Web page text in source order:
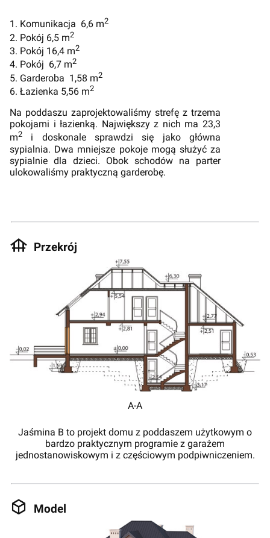
1. Komunikacja 6,6 m2
2. Pokój 6,5 m2
3. Pokój 16,4 m2
4. Pokój 6,7 m2
5. Garderoba 1,58 m2
6. Łazienka 5,56 m2
Na poddaszu zaprojektowaliśmy strefę z trzema
pokojami i łazienką. Największy z nich ma 23,3
m2
i doskonale sprawdzi się jako główna
sypialnia. Dwa mniejsze pokoje mogą służyć za
sypialnie dla dzieci. Obok schodów na parter
ulokowaliśmy praktyczną garderobę.
Przekrój
A-A
Jaśmina B to projekt domu z poddaszem użytkowym o
bardzo praktycznym programie z garażem
jednostanowiskowym i z częściowym podpiwniczeniem.
Model